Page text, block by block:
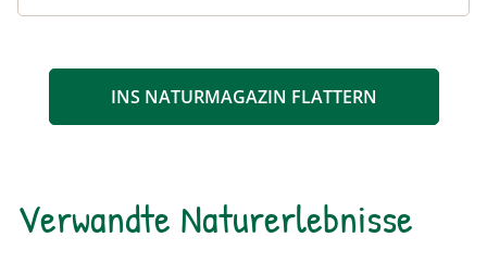
INS NATURMAGAZIN FLATTERN
Verwandte Naturerlebnisse